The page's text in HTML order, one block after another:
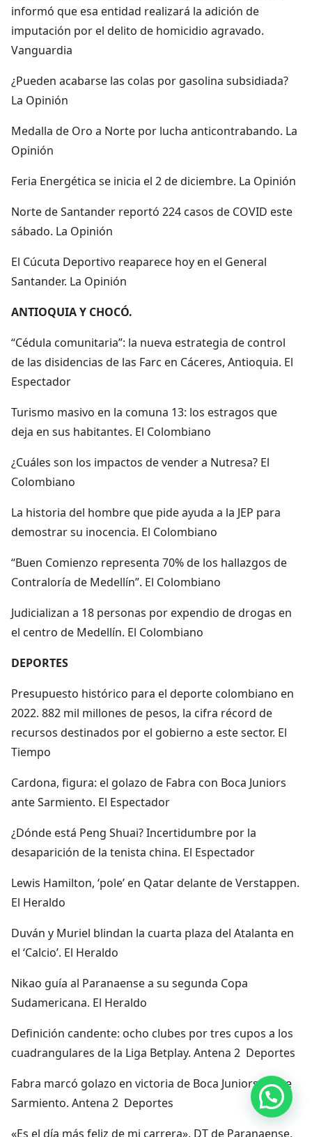
informó que esa entidad realizará la adición de
imputación por el delito de homicidio agravado.
Vanguardia
¿Pueden acabarse las colas por gasolina subsidiada?
La Opinión
Medalla de Oro a Norte por lucha anticontrabando. La
Opinión
Feria Energética se inicia el 2 de diciembre. La Opinión
Norte de Santander reportó 224 casos de COVID este
sábado. La Opinión
El Cúcuta Deportivo reaparece hoy en el General
Santander. La Opinión
ANTIOQUIA Y CHOCÓ.
“Cédula comunitaria”: la nueva estrategia de control
de las disidencias de las Farc en Cáceres, Antioquia. El
Espectador
Turismo masivo en la comuna 13: los estragos que
deja en sus habitantes. El Colombiano
¿Cuáles son los impactos de vender a Nutresa? El
Colombiano
La historia del hombre que pide ayuda a la JEP para
demostrar su inocencia. El Colombiano
“Buen Comienzo representa 70% de los hallazgos de
Contraloría de Medellín”. El Colombiano
Judicializan a 18 personas por expendio de drogas en
el centro de Medellín. El Colombiano
DEPORTES
Presupuesto histórico para el deporte colombiano en
2022. 882 mil millones de pesos, la cifra récord de
recursos destinados por el gobierno a este sector. El
Tiempo
Cardona, figura: el golazo de Fabra con Boca Juniors
ante Sarmiento. El Espectador
¿Dónde está Peng Shuai? Incertidumbre por la
desaparición de la tenista china. El Espectador
Lewis Hamilton, ‘pole’ en Qatar delante de Verstappen.
El Heraldo
Duván y Muriel blindan la cuarta plaza del Atalanta en
el ‘Calcio’. El Heraldo
Nikao guía al Paranaense a su segunda Copa
Sudamericana. El Heraldo
Definición candente: ocho clubes por tres cupos a los
cuadrangulares de la Liga Betplay. Antena 2 Deportes
Fabra marcó golazo en victoria de Boca Juniors sobre
Sarmiento. Antena 2 Deportes
«Es el día más feliz de mi carrera», DT de Paranaense,
Hola, por aquí puedes contactarnos